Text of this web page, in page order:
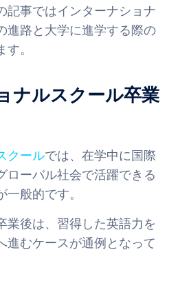
記事ではインターナショナ
進路と大学に進学する際の
。
ナルスクール卒業
クールでは、在学中に国際
ローバル社会で活躍できる
般的です。
業後は、習得した英語力を
進むケースが通例となって